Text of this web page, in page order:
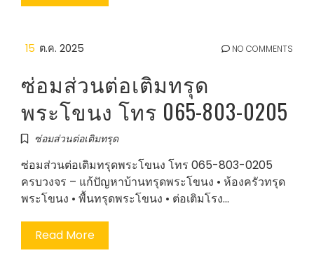
15 ต.ค. 2025 NO COMMENTS
ซ่อมส่วนต่อเติมทรุด
พระโขนง โทร 065-803-0205
ซ่อมส่วนต่อเติมทรุด
ซ่อมส่วนต่อเติมทรุดพระโขนง โทร 065-803-0205
ครบวงจร – แก้ปัญหาบ้านทรุดพระโขนง • ห้องครัวทรุด
พระโขนง • พื้นทรุดพระโขนง • ต่อเติมโรง…
Read More